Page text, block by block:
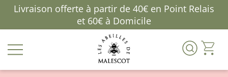
Livraison offerte à partir de 40€ en Point Relais
et 60€ à Domicile